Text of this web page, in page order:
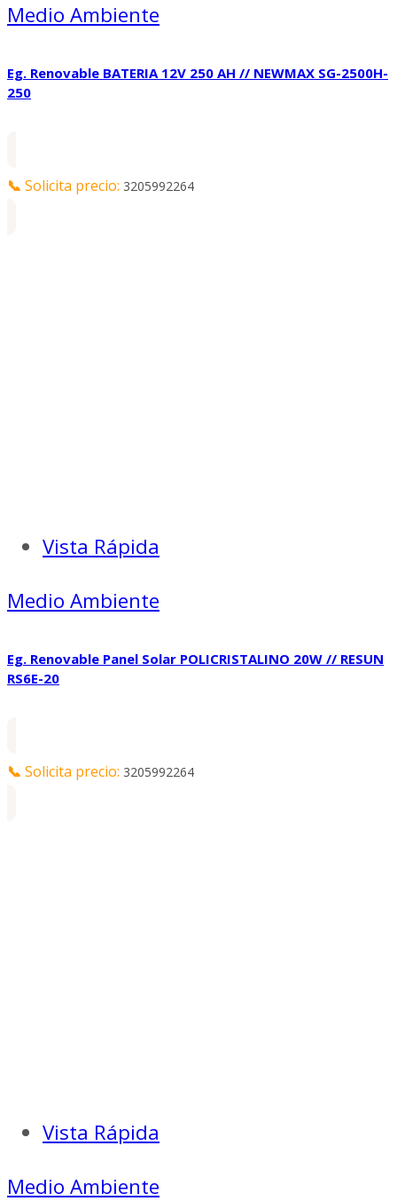
Medio Ambiente
Eg. Renovable BATERIA 12V 250 AH // NEWMAX SG-2500H-
250
📞 Solicita precio: 3205992264
Vista Rápida
Medio Ambiente
Eg. Renovable Panel Solar POLICRISTALINO 20W // RESUN
RS6E-20
📞 Solicita precio: 3205992264
Vista Rápida
Medio Ambiente